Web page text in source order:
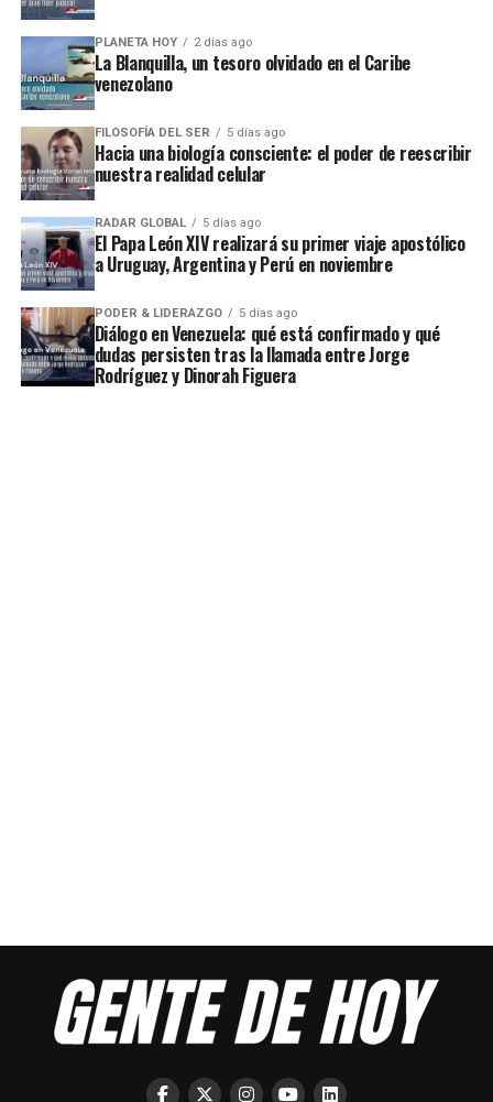
PLANETA HOY 2 días ago
La Blanquilla, un tesoro olvidado en el Caribe
venezolano
FILOSOFÍA DEL SER 5 días ago
Hacia una biología consciente: el poder de reescribir
nuestra realidad celular
RADAR GLOBAL 5 días ago
El Papa León XIV realizará su primer viaje apostólico
a Uruguay, Argentina y Perú en noviembre
PODER & LIDERAZGO 5 días ago
Diálogo en Venezuela: qué está confirmado y qué
dudas persisten tras la llamada entre Jorge
Rodríguez y Dinorah Figuera